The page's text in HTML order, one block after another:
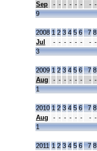
Sep
- - - - - - - -
9
2008 1 2 3 4 5 6 7 8
Jul
- - - - - - - -
3
2009 1 2 3 4 5 6 7 8
Aug
- - - - - - - -
1
2010 1 2 3 4 5 6 7 8
Aug
- - - - - - - -
1
2011 1 2 3 4 5 6 7 8